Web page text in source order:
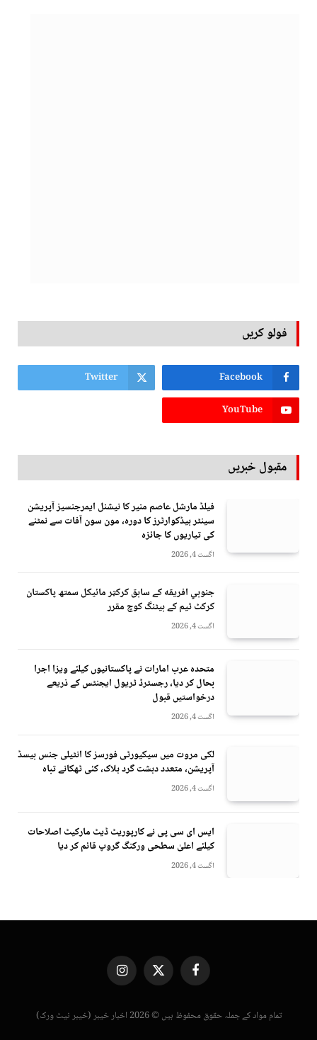
فولو کریں
Facebook
Twitter
YouTube
مقبول خبریں
فیلڈ مارشل عاصم منیر کا نیشنل ایمرجنسیز آپریشن
سینٹر ہیڈکوارٹرز کا دورہ، مون سون آفات سے نمٹنے
کی تیاریوں کا جائزہ
اگست 4, 2026
جنوبي افريقه کے سابق کرکټر مائیکل سمتھ پاکستان
کرکٹ ٹیم کے بیٹنگ کوچ مقرر
اگست 4, 2026
متحدہ عرب امارات نے پاکستانیوں کیلئے ویزا اجرا
بحال کر دیا، رجسٹرڈ ٹریول ایجنٹس کے ذریعے
درخواستیں قبول
اگست 4, 2026
لکی مروت میں سیکیورٹی فورسز کا انٹیلی جنس بیسڈ
آپریشن، متعدد دہشت گرد ہلاک، کئی ٹھکانے تباہ
اگست 4, 2026
ایس ای سی پی نے کارپوریٹ ڈیٹ مارکیٹ اصلاحات
کیلئے اعلیٰ سطحی ورکنگ گروپ قائم کر دیا
اگست 4, 2026
Facebook
X
(Twitter)
Instagram
تمام مواد کے جملہ حقوق محفوظ ہیں © 2026 اخبار خیبر (خیبر نیٹ ورک)